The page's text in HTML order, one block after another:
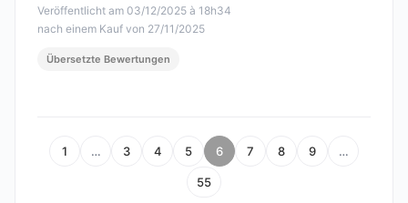
Veröffentlicht am 03/12/2025 à 18h34
nach einem Kauf von 27/11/2025
Übersetzte Bewertungen
1 … 3 4 5 6 7 8 9 …
55